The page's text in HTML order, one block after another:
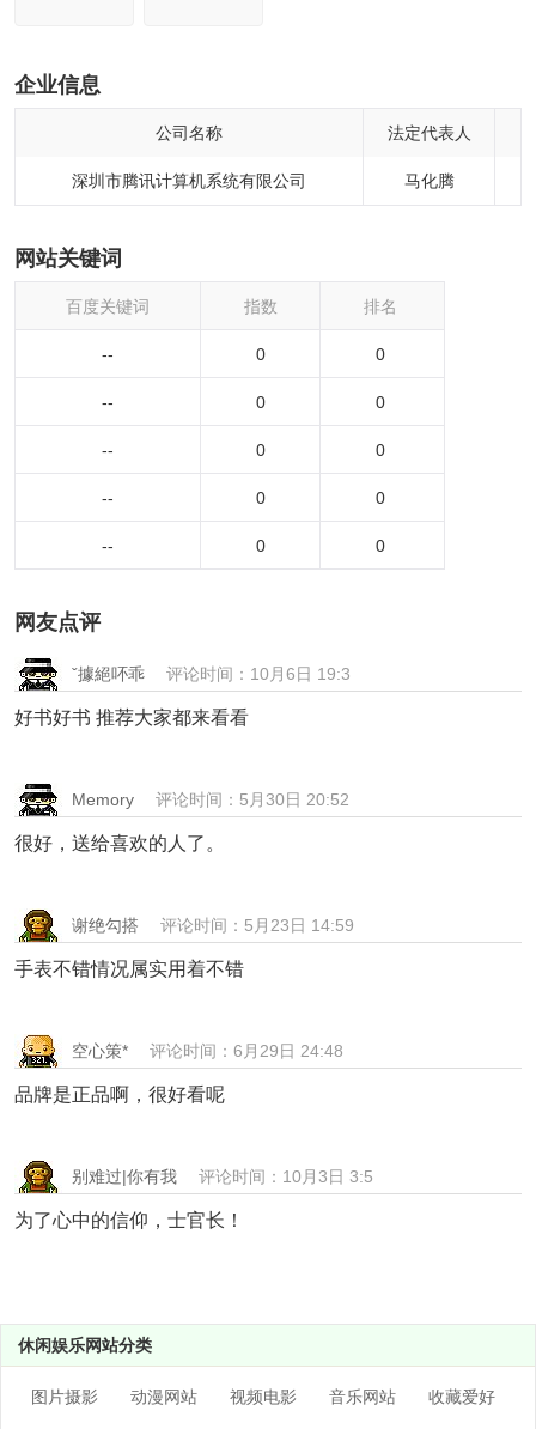
企业信息
公司名称 法定代表人
深圳市腾讯计算机系统有限公司 马化腾
网站关键词
百度关键词 指数 排名
-- 0 0
-- 0 0
-- 0 0
-- 0 0
-- 0 0
网友点评
ˇ據絕吥乖 评论时间：10月6日 19:3
好书好书 推荐大家都来看看
Memory 评论时间：5月30日 20:52
很好，送给喜欢的人了。
谢绝勾搭 评论时间：5月23日 14:59
手表不错情况属实用着不错
空心策* 评论时间：6月29日 24:48
品牌是正品啊，很好看呢
别难过|你有我 评论时间：10月3日 3:5
为了心中的信仰，士官长！
休闲娱乐网站分类
图片摄影 动漫网站 视频电影 音乐网站 收藏爱好